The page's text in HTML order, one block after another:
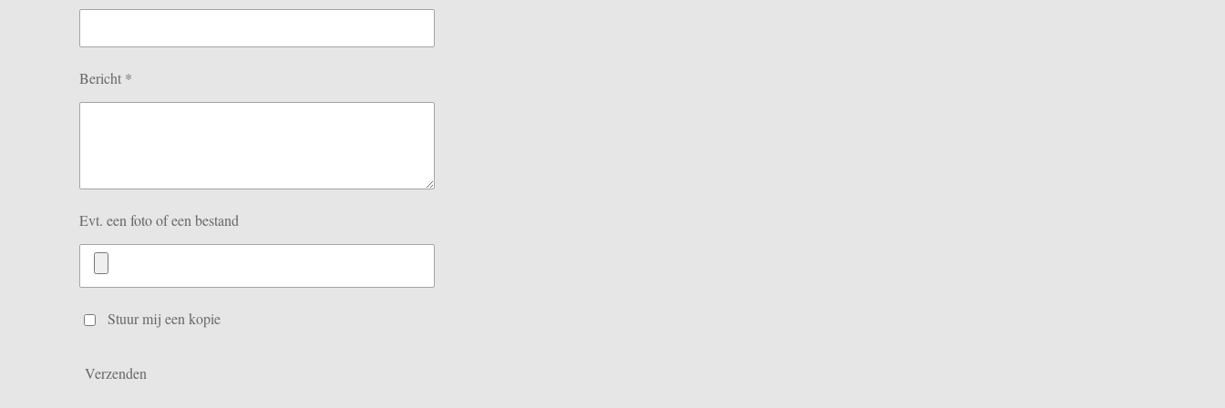
Bericht *
Evt. een foto of een bestand
Stuur mij een kopie
Verzenden